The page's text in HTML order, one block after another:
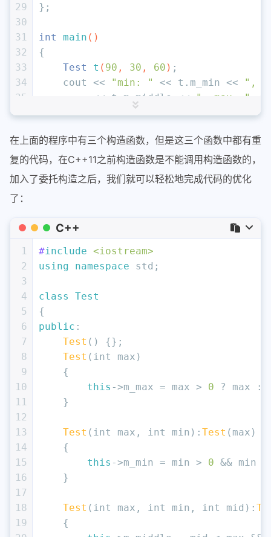
29
30
31
32
33
34
35
};
int main ()
{
Test t ( 90 , 30 , 60 ) ;
    cout <<
"min: " << t.m_min <<
",
         << t.m_middle <<
", max: "
在上面的程序中有三个构造函数，但是这三个函数中都有重
复的代码，在C++11之前构造函数是不能调用构造函数的，
加入了委托构造之后，我们就可以轻松地完成代码的优化
了：
C++
1
2
3
4
5
6
7
8
9
10
11
12
13
14
15
16
17
18
19
#include <iostream>
using
namespace std;
class
Test
{
public :
Test () {};
Test ( int
max)
    {
this ->m_max = max > 0 ? max :
    }
Test ( int max, int min): Test (max)
    {
this ->m_min = min > 0 && min
    }
Test ( int max, int min, int mid):
    {